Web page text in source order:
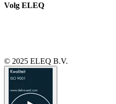
Volg ELEQ
© 2025 ELEQ B.V.